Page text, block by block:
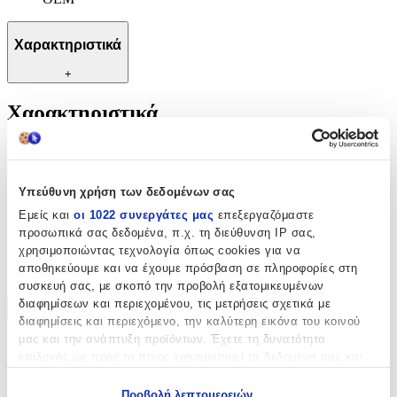
Υπεύθυνη χρήση των δεδομένων σας
Εμείς και οι 1022 συνεργάτες μας επεξεργαζόμαστε
προσωπικά σας δεδομένα, π.χ. τη διεύθυνση IP σας,
χρησιμοποιώντας τεχνολογία όπως cookies για να
αποθηκεύουμε και να έχουμε πρόσβαση σε πληροφορίες στη
συσκευή σας, με σκοπό την προβολή εξατομικευμένων
διαφημίσεων και περιεχομένου, τις μετρήσεις σχετικά με
διαφημίσεις και περιεχόμενο, την καλύτερη εικόνα του κοινού
μας και την ανάπτυξη προϊόντων. Έχετε τη δυνατότητα
Χαρακτηριστικά
+
Χαρακτηριστικά
Κατασκευαστής
Αξιολογήσεις
Προς το παρόν δεν υπάρχουν άλλες αξιολογήσεις. Όταν
προστεθούν, θα εμφανιστούν εδώ.
Πώς υπολογίζεται η βαθμολογία
Η τελική βαθμολογία βασίζεται αποκλειστικά σε κριτικές χρηστών
που έχουν πραγματοποιήσει αγορά μέσω SHOPFLIX ή έχουν
Γράψου στο Νewsletter μας για νέα & προσφορές!